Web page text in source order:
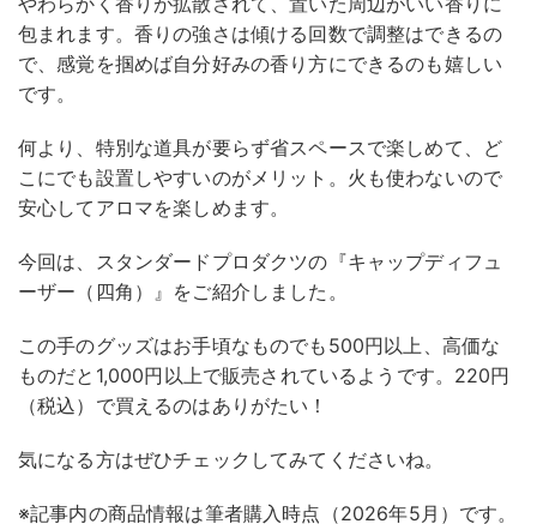
包まれます。香りの強さは傾ける回数で調整はできるの
で、感覚を掴めば自分好みの香り方にできるのも嬉しい
です。
何より、特別な道具が要らず省スペースで楽しめて、ど
こにでも設置しやすいのがメリット。火も使わないので
安心してアロマを楽しめます。
今回は、スタンダードプロダクツの『キャップディフュ
ーザー（四角）』をご紹介しました。
この手のグッズはお手頃なものでも500円以上、高価な
ものだと1,000円以上で販売されているようです。220円
（税込）で買えるのはありがたい！
気になる方はぜひチェックしてみてくださいね。
※記事内の商品情報は筆者購入時点（2026年5月）です。